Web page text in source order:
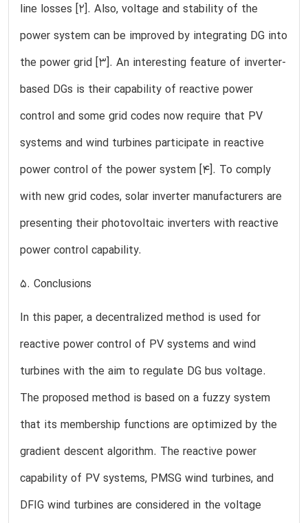
line losses [2]. Also, voltage and stability of the
power system can be improved by integrating DG into
the power grid [3]. An interesting feature of inverter-
based DGs is their capability of reactive power
control and some grid codes now require that PV
systems and wind turbines participate in reactive
power control of the power system [4]. To comply
with new grid codes, solar inverter manufacturers are
presenting their photovoltaic inverters with reactive
power control capability.
5. Conclusions
In this paper, a decentralized method is used for
reactive power control of PV systems and wind
turbines with the aim to regulate DG bus voltage.
The proposed method is based on a fuzzy system
that its membership functions are optimized by the
gradient descent algorithm. The reactive power
capability of PV systems, PMSG wind turbines, and
DFIG wind turbines are considered in the voltage